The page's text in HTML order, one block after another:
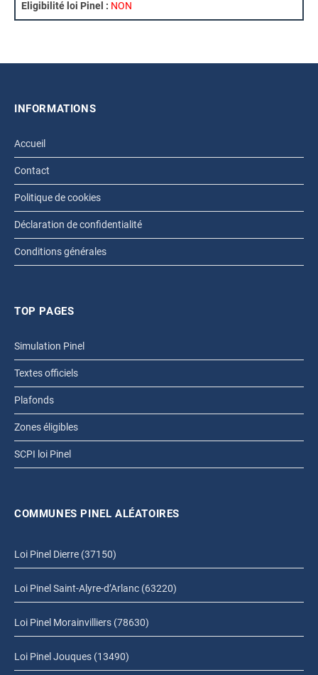
Eligibilité loi Pinel : NON
INFORMATIONS
Accueil
Contact
Politique de cookies
Déclaration de confidentialité
Conditions générales
TOP PAGES
Simulation Pinel
Textes officiels
Plafonds
Zones éligibles
SCPI loi Pinel
COMMUNES PINEL ALÉATOIRES
Loi Pinel Dierre (37150)
Loi Pinel Saint-Alyre-d’Arlanc (63220)
Loi Pinel Morainvilliers (78630)
Loi Pinel Jouques (13490)